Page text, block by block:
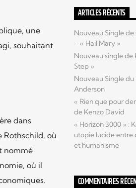
une
souhaitant
dans
Rothschild, où
nommé
où il
ARTICLES RÉCENTS
Nouveau Single
– « Hail Mary »
Nouveau single de
Step »
Nouveau Single
Anderson
« Rien que pour
de Kenzo David
« Horizon 3000 » :
utopie lucide entre
et humanisme
COMMENTAIRES